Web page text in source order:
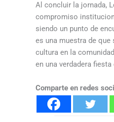
Al concluir la jornada,
compromiso
siendo un punto de
es una muestra de
cultura en la
en una verdadera
Comparte en redes